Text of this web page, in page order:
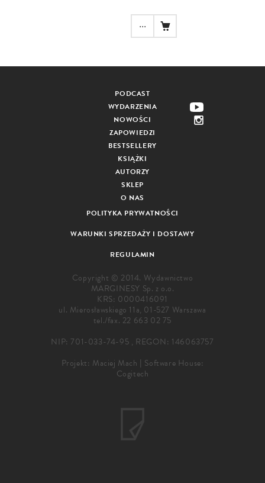
...
PODCAST
WYDARZENIA
NOWOŚCI
ZAPOWIEDZI
BESTSELLERY
KSIĄŻKI
AUTORZY
SKLEP
O NAS
POLITYKA PRYWATNOŚCI
WARUNKI SPRZEDAŻY I DOSTAWY
REGULAMIN
Copyright © 2014. Wydawnictwo
MARGINESY Sp. z o.o.
KRS: 0000416091
ul. Mierosławskiego 11a, 01-527 Warszawa
tel./fax. 22 663 02 75
NIP: 701-033-74-95 , REGON: 146063757
Projekt: Maciej Mach | Software House:
Cogitech